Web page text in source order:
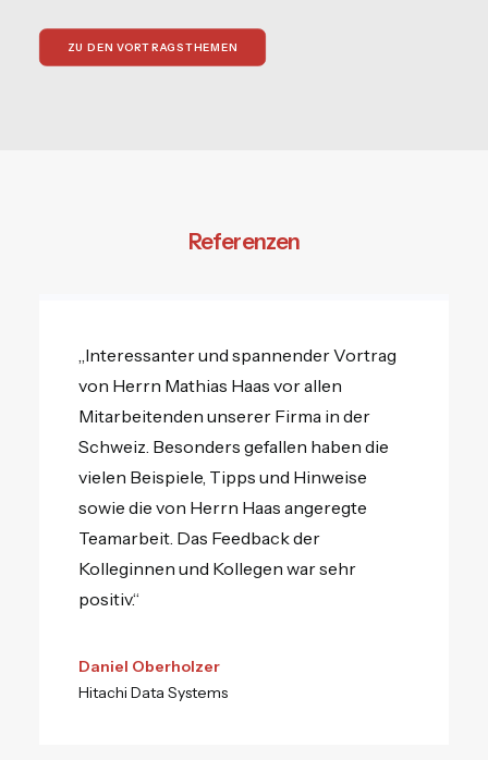
ZU DEN VORTRAGSTHEMEN
Referenzen
„Interessanter und spannender Vortrag
von Herrn Mathias Haas vor allen
Mitarbeitenden unserer Firma in der
Schweiz. Besonders gefallen haben die
vielen Beispiele, Tipps und Hinweise
sowie die von Herrn Haas angeregte
Teamarbeit. Das Feedback der
Kolleginnen und Kollegen war sehr
positiv.“
Daniel Oberholzer
Hitachi Data Systems